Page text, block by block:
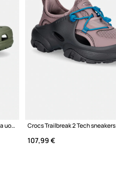
Crocs Classic Islander ciabatte slide da uomo Crocs Trailbreak 2 Tech
107,99 €